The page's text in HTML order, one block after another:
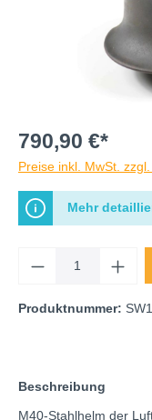
790,90 €*
Preise inkl. MwSt.
Mehr
Produktnummer:
Beschreibung
M40-Stahlhelm der